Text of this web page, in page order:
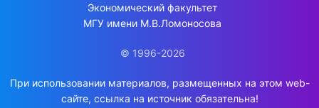
Экономический факультет
МГУ имени М.В.Ломоносова
© 1996-2026
При использовании материалов, размещенных на этом web-
сайте, ссылка на источник обязательна!